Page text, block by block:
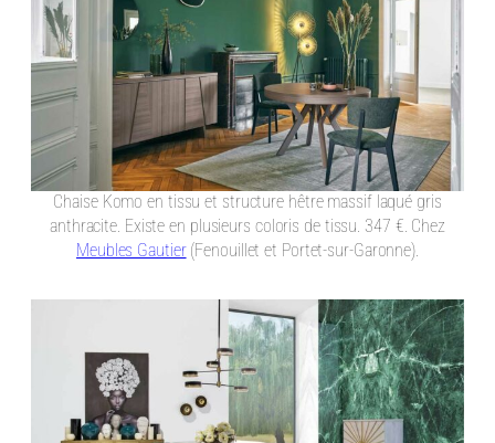
Chaise Komo en tissu et structure hêtre massif laqué gris
anthracite. Existe en plusieurs coloris de tissu. 347 €. Chez
Meubles Gautier(Fenouillet et Portet-sur-Garonne).